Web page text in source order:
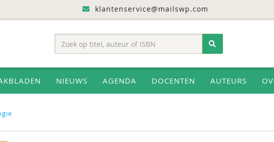
klantenservice@mailswp.com
NIEUWS AGENDA DOCENTEN AUTEURS